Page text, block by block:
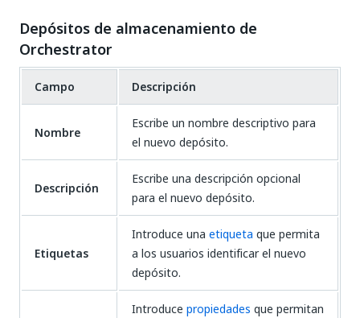
Depósitos de almacenamiento de
Orchestrator
Campo Descripción
Nombre
Escribe un nombre descriptivo para
el nuevo depósito.
Descripción
Escribe una descripción opcional
para el nuevo depósito.
Etiquetas
Introduce una etiqueta que permita
a los usuarios identificar el nuevo
depósito.
Introduce propiedades que permitan